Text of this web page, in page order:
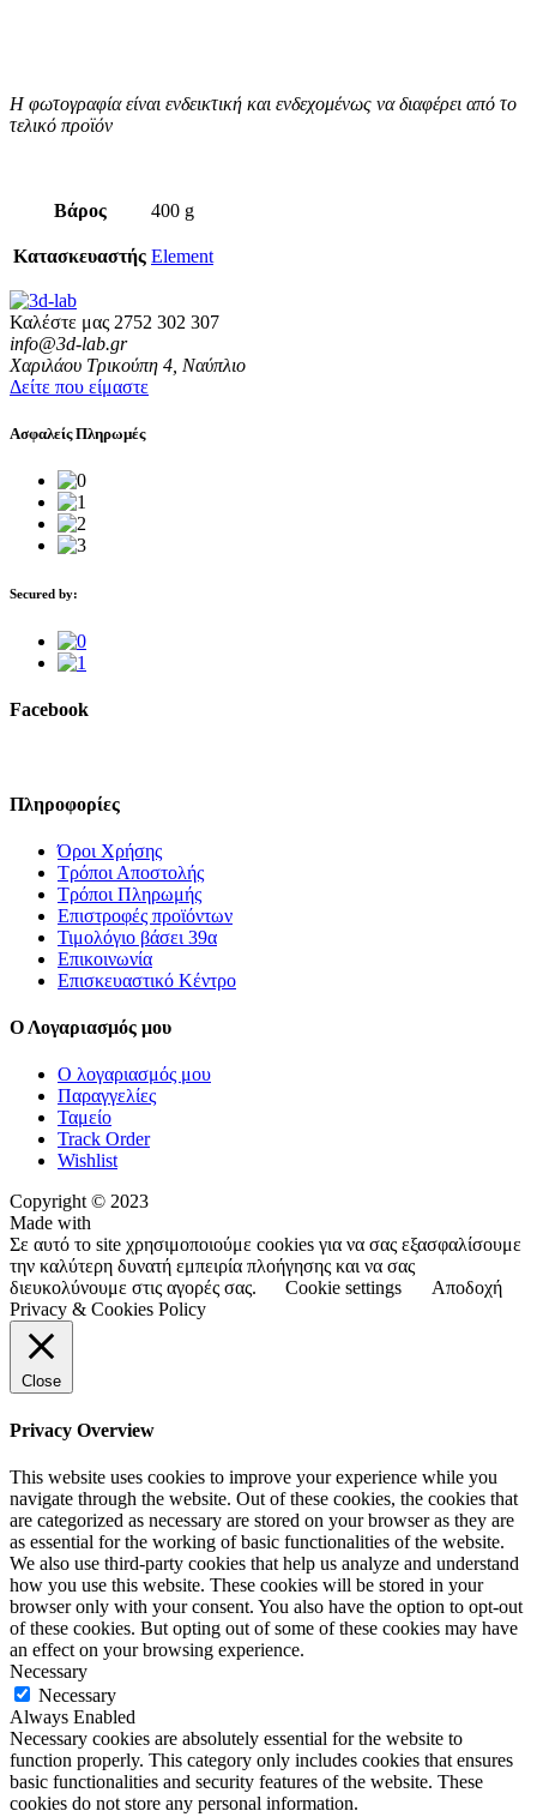
Η φωτογραφία είναι ενδεικτική και ενδεχομένως να διαφέρει από το
τελικό προϊόν
Βάρος 400 g
Κατασκευαστής Element
Καλέστε μας 2752 302 307
info@3d-lab.gr
Χαριλάου Τρικούπη 4, Ναύπλιο
Δείτε που είμαστε
Ασφαλείς Πληρωμές
Secured by:
Facebook
Πληροφορίες
Όροι Χρήσης
Τρόποι Αποστολής
Τρόποι Πληρωμής
Επιστροφές προϊόντων
Τιμολόγιο βάσει 39α
Επικοινωνία
Επισκευαστικό Κέντρο
Ο Λογαριασμός μου
Ο λογαριασμός μου
Παραγγελίες
Ταμείο
Track Order
Wishlist
Copyright © 2023
Made with
Σε αυτό το site χρησιμοποιούμε cookies για να σας εξασφαλίσουμε
την καλύτερη δυνατή εμπειρία πλοήγησης και να σας
διευκολύνουμε στις αγορές σας.
Cookie settings
Αποδοχή
Privacy & Cookies Policy
Close
Privacy Overview
This website uses cookies to improve your experience while you
navigate through the website. Out of these cookies, the cookies that
are categorized as necessary are stored on your browser as they are
as essential for the working of basic functionalities of the website.
We also use third-party cookies that help us analyze and understand
how you use this website. These cookies will be stored in your
browser only with your consent. You also have the option to opt-out
of these cookies. But opting out of some of these cookies may have
an effect on your browsing experience.
Necessary
Necessary
Always Enabled
Necessary cookies are absolutely essential for the website to
function properly. This category only includes cookies that ensures
basic functionalities and security features of the website. These
cookies do not store any personal information.